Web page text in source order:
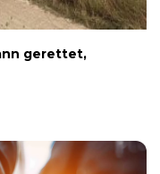
gerettet,